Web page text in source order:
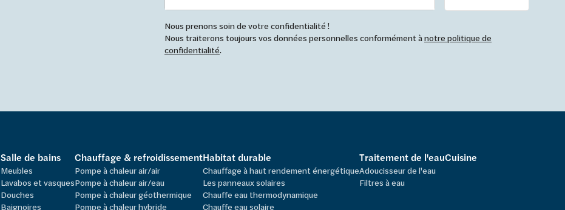
Nous prenons soin de votre confidentialité !
Nous traiterons toujours vos données personnelles conformément ànotre politique de
confidentialité.
Salle de bains
Meubles
Lavabos et vasques
Douches
Baignoires
Chauffage & refroidissement
Pompe à chaleur air/air
Pompe à chaleur air/eau
Pompe à chaleur géothermique
Pompe à chaleur hybride
Habitat durable
Chauffage à haut rendement énergétique
Les panneaux solaires
Chauffe eau thermodynamique
Chauffe eau solaire
Traitement de l'eau
Adoucisseur de l'eau
Filtres à eau
Cuisine